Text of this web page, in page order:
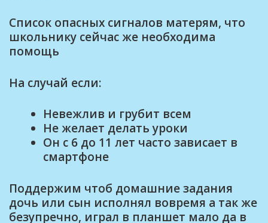
Список опасных сигналов матерям, что
школьнику сейчас же необходима
помощь
На случай если:
Невежлив и грубит всем
Не желает делать уроки
Он с 6 до 11 лет часто зависает в
смартфоне
Поддержим чтоб домашние задания
дочь или сын исполнял вовремя а так же
безупречно, играл в планшет мало да в